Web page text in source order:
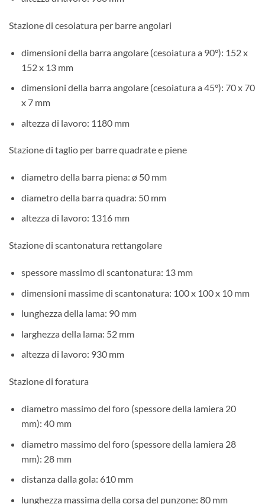
Stazione di cesoiatura per barre angolari
dimensioni della barra angolare (cesoiatura a 90°): 152 x
152 x 13 mm
dimensioni della barra angolare (cesoiatura a 45°): 70 x 70
x 7 mm
altezza di lavoro: 1180 mm
Stazione di taglio per barre quadrate e piene
diametro della barra piena: ø 50 mm
diametro della barra quadra: 50 mm
altezza di lavoro: 1316 mm
Stazione di scantonatura rettangolare
spessore massimo di scantonatura: 13 mm
dimensioni massime di scantonatura: 100 x 100 x 10 mm
lunghezza della lama: 90 mm
larghezza della lama: 52 mm
altezza di lavoro: 930 mm
Stazione di foratura
diametro massimo del foro (spessore della lamiera 20
mm): 40 mm
diametro massimo del foro (spessore della lamiera 28
mm): 28 mm
distanza dalla gola: 610 mm
lunghezza massima della corsa del punzone: 80 mm